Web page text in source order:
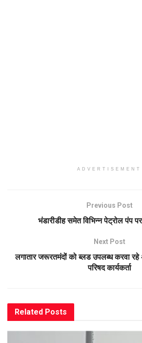
ADVERTISEMENT
Previous Post
भंडारीडीह समेत विभिन्न पेट्रोल पंप
Next Post
लगातार जरूरतमंदों को ब्लड उपलब्ध करवा रहे
परिषद कार्यकर्ता
Related Posts